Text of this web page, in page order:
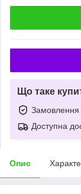
Що таке
Замовлення
Доступна
Опис